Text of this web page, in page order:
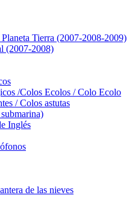
Tierra (2007-2008-2009)
(2007-2008)
/Colos Ecolos / Colo Ecolo
/ Colos astutas
Inglés
de las nieves